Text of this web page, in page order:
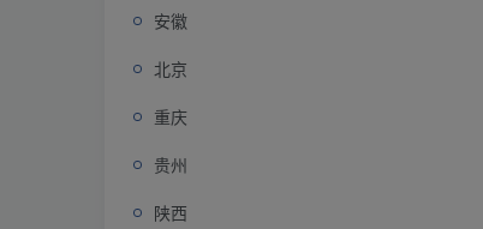
安徽
北京
重庆
贵州
陕西